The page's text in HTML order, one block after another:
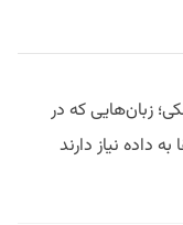
زبان‌هایی که در
داده نیاز دارند